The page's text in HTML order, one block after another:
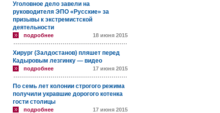
Уголовное дело завели на
руководителя ЭПО «Русские» за
призывы к экстремистской
деятельности
подробнее 18 июня 2015
Хирург (Залдостанов) пляшет перед
Кадыровым лезгинку — видео
подробнее 17 июня 2015
По семь лет колонии строгого режима
получили укравшие дорогого котенка
гости столицы
подробнее 17 июня 2015